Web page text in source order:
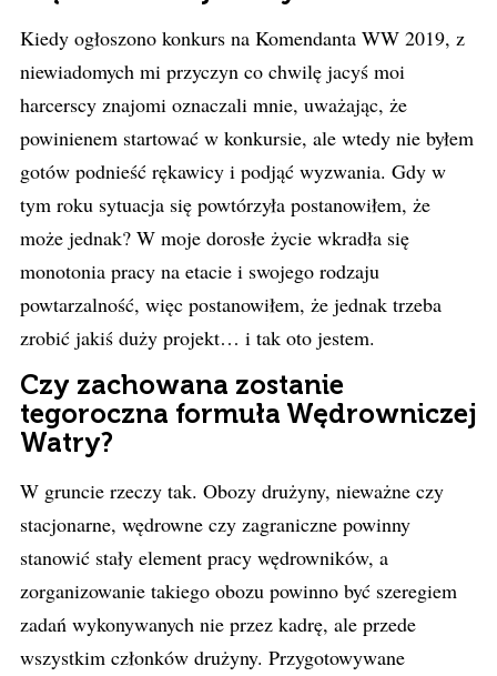
Kiedy ogłoszono konkurs na Komendanta WW 2019, z
niewiadomych mi przyczyn co chwilę jacyś moi
harcerscy znajomi oznaczali mnie, uważając, że
powinienem startować w konkursie, ale wtedy nie byłem
gotów podnieść rękawicy i podjąć wyzwania. Gdy w
tym roku sytuacja się powtórzyła postanowiłem, że
może jednak? W moje dorosłe życie wkradła się
monotonia pracy na etacie i swojego rodzaju
powtarzalność, więc postanowiłem, że jednak trzeba
zrobić jakiś duży projekt… i tak oto jestem.
Czy zachowana zostanie
tegoroczna formuła Wędrowniczej
Watry?
W gruncie rzeczy tak. Obozy drużyny, nieważne czy
stacjonarne, wędrowne czy zagraniczne powinny
stanowić stały element pracy wędrowników, a
zorganizowanie takiego obozu powinno być szeregiem
zadań wykonywanych nie przez kadrę, ale przede
wszystkim członków drużyny. Przygotowywane